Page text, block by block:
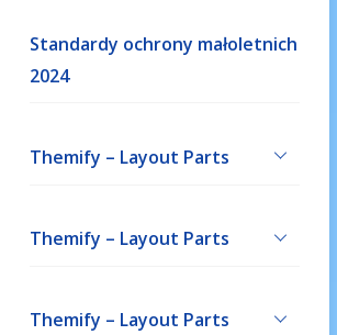
Standardy ochrony małoletnich
2024
Themify – Layout Parts
Themify – Layout Parts
Themify – Layout Parts